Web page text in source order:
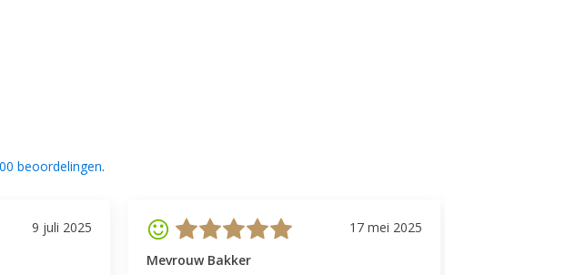
beoordelingen.
9 juli 2025
17 mei 2025
Mevrouw Bakker